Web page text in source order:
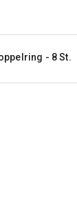
- 8 St.